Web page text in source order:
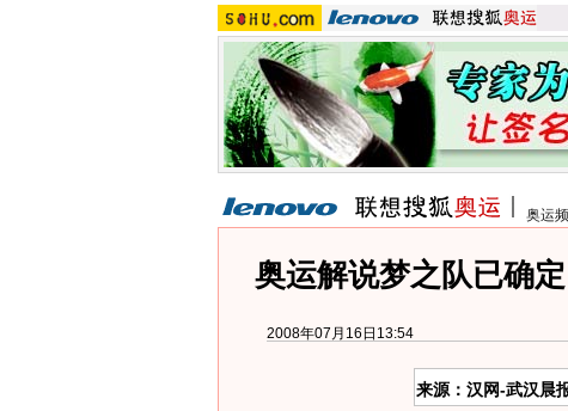
奥运
奥运解说梦之队已确
2008年07月16日13:54
来源：汉网-武汉晨